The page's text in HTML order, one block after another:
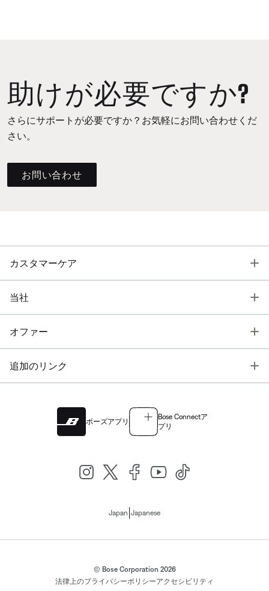
助けが必要ですか?
さらにサポートが必要ですか？お気軽にお問い合わせくだ
さい。
お問い合わせ
カスタマーケア
当社
オファー
追加のリンク
ボーズアプリ
Bose Connectア
プリ
Japan Japanese
© Bose Corporation 2026
法律上のプライバシーポリシーアクセシビリティ